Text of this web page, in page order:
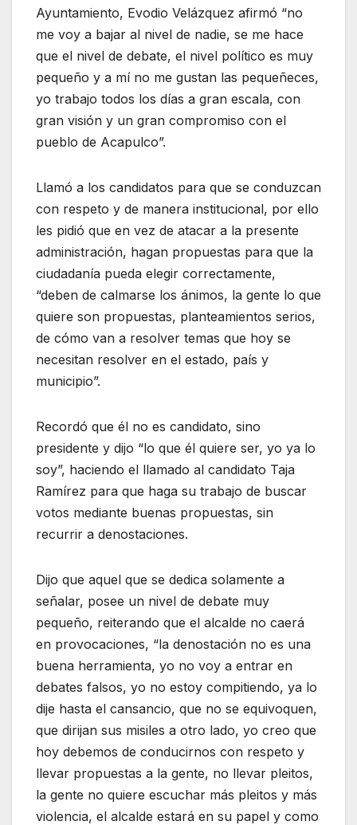
Ayuntamiento, Evodio Velázquez afirmó “no
me voy a bajar al nivel de nadie, se me hace
que el nivel de debate, el nivel político es muy
pequeño y a mí no me gustan las pequeñeces,
yo trabajo todos los días a gran escala, con
gran visión y un gran compromiso con el
pueblo de Acapulco”.
Llamó a los candidatos para que se conduzcan
con respeto y de manera institucional, por ello
les pidió que en vez de atacar a la presente
administración, hagan propuestas para que la
ciudadanía pueda elegir correctamente,
“deben de calmarse los ánimos, la gente lo que
quiere son propuestas, planteamientos serios,
de cómo van a resolver temas que hoy se
necesitan resolver en el estado, país y
municipio”.
Recordó que él no es candidato, sino
presidente y dijo “lo que él quiere ser, yo ya lo
soy”, haciendo el llamado al candidato Taja
Ramírez para que haga su trabajo de buscar
votos mediante buenas propuestas, sin
recurrir a denostaciones.
Dijo que aquel que se dedica solamente a
señalar, posee un nivel de debate muy
pequeño, reiterando que el alcalde no caerá
en provocaciones, “la denostación no es una
buena herramienta, yo no voy a entrar en
debates falsos, yo no estoy compitiendo, ya lo
dije hasta el cansancio, que no se equivoquen,
que dirijan sus misiles a otro lado, yo creo que
hoy debemos de conducirnos con respeto y
llevar propuestas a la gente, no llevar pleitos,
la gente no quiere escuchar más pleitos y más
violencia, el alcalde estará en su papel y como